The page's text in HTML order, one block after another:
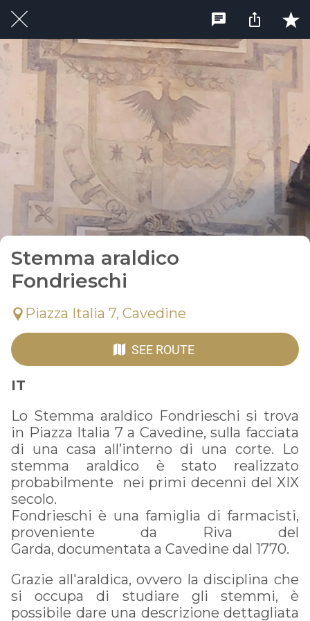
Stemma araldico
Fondrieschi
Piazza Italia 7, Cavedine
SEE ROUTE
IT
Lo Stemma araldico Fondrieschi si trova
in Piazza Italia 7 a Cavedine, sulla facciata
di una casa all’interno di una corte. Lo
stemma araldico è stato realizzato
probabilmente nei primi decenni del XIX
secolo.
Fondrieschi è una famiglia di farmacisti,
proveniente da Riva del
Garda, documentata a Cavedine dal 1770.
Grazie all'araldica, ovvero la disciplina che
si occupa di studiare gli stemmi, è
possibile dare una descrizione dettagliata